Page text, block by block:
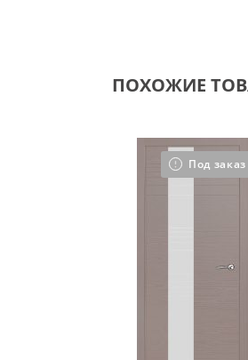
ПОХОЖИЕ
Под заказ